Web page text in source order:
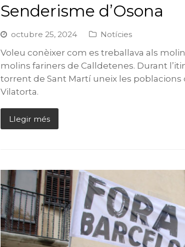
Senderisme d’Osona
octubre 25, 2024 Notícies
Voleu conèixer com es treballava als
molins fariners de Calldetenes. Durant
torrent de Sant Martí uneix les poblacions
Vilatorta.
Llegir més